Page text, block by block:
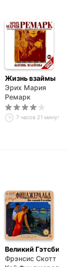
Жизнь взаймы
Эрих Мария
Ремарк
7 часов 21 минута
Великий Гэтсби
Фрэнсис Скотт